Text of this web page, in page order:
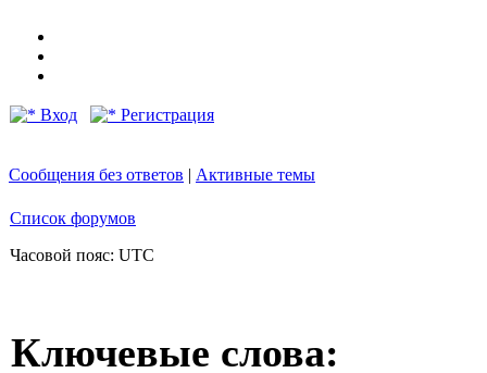
Вход Регистрация
Сообщения без ответов | Активные темы
Список форумов
Часовой пояс: UTC
Ключевые слова: